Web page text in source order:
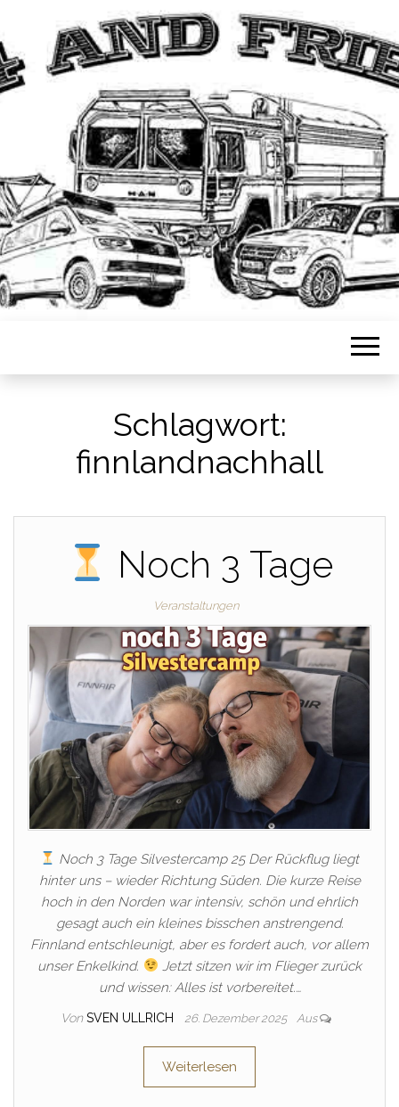
Schlagwort:
finnlandnachhall
Noch 3 Tage
Veranstaltungen
Noch 3 Tage Silvestercamp 25 Der Rückflug liegt
hinter uns – wieder Richtung Süden. Die kurze Reise
hoch in den Norden war intensiv, schön und ehrlich
gesagt auch ein kleines bisschen anstrengend.
Finnland entschleunigt, aber es fordert auch, vor allem
unser Enkelkind.
Jetzt sitzen wir im Flieger zurück
und wissen: Alles ist vorbereitet.…
Von SVEN ULLRICH 26. Dezember 2025 Aus
Weiterlesen